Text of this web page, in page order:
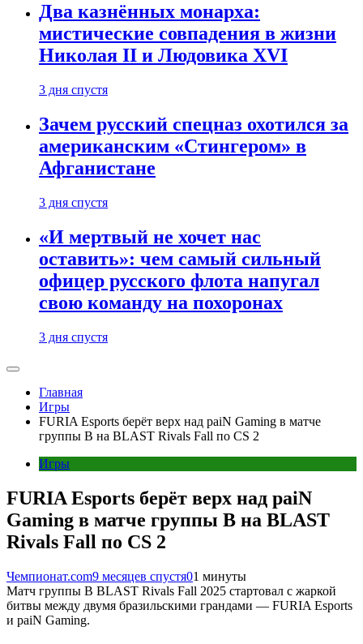
Два казнённых монарха:
мистические совпадения в жизни
Николая II и Людовика XVI
3 дня спустя
Зачем русский спецназ охотился за
американским «Стингером» в
Афганистане
3 дня спустя
«И мертвый не хочет нас
оставить»: чем самый сильный
офицер русского флота напугал
свою команду на похоронах
3 дня спустя
Главная
Игры
FURIA Esports берёт верх над paiN Gaming в матче
группы B на BLAST Rivals Fall по CS 2
Игры
FURIA Esports берёт верх над paiN
Gaming в матче группы B на BLAST
Rivals Fall по CS 2
Чемпионат.com9 месяцев спустя01 минуты
Матч группы B BLAST Rivals Fall 2025 стартовал с жаркой
битвы между двумя бразильскими грандами — FURIA Esports
и paiN Gaming.